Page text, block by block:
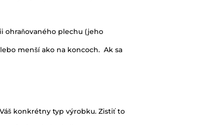
ohraňovaného plechu (jeho
menší ako na koncoch. Ak sa
konkrétny typ výrobku. Zistiť to